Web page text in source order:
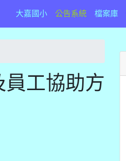
大嘉國小(current)
公告系統 檔案庫
工協助方